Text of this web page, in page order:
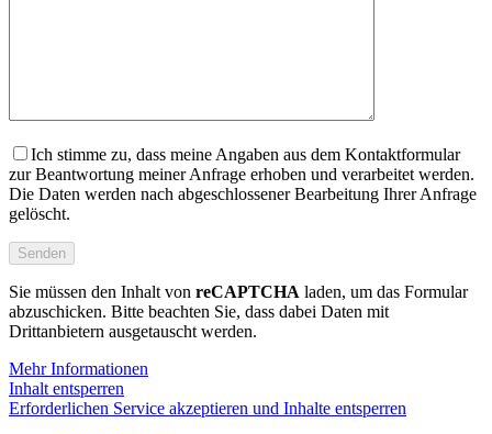
Ich stimme zu, dass meine Angaben aus dem Kontaktformular
zur Beantwortung meiner Anfrage erhoben und verarbeitet werden.
Die Daten werden nach abgeschlossener Bearbeitung Ihrer Anfrage
gelöscht.
Sie müssen den Inhalt von reCAPTCHA laden, um das Formular
abzuschicken. Bitte beachten Sie, dass dabei Daten mit
Drittanbietern ausgetauscht werden.
Mehr Informationen
Inhalt entsperren
Erforderlichen Service akzeptieren und Inhalte entsperren